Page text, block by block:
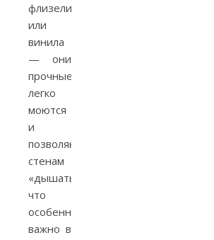
флизелина
или
винила
— они
прочные,
легко
моются
и
позволяют
стенам
«дышать»,
что
особенно
важно в